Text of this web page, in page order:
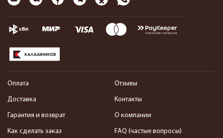
Оплата
Доставка
Гарантия и возврат
Как сделать заказ
Отзывы
Контакты
О компании
FAQ (частые вопросы)